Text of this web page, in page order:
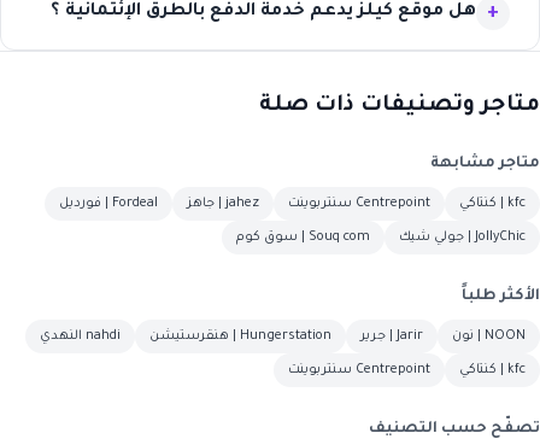
هل موقع كيلز يدعم خدمة الدفع بالطرق الإئتمانية ؟
متاجر وتصنيفات ذات صلة
متاجر مشابهة
kfc | كنتاكي Centrepoint سنتربوينت jahez | جاهز Fordeal | فورديل
JollyChic | جولي شيك Souq com | سوق كوم
الأكثر طلباً
NOON | نون Jarir | جرير Hungerstation | هنقرستيشن nahdi النهدي
kfc | كنتاكي Centrepoint سنتربوينت
تصفّح حسب التصنيف